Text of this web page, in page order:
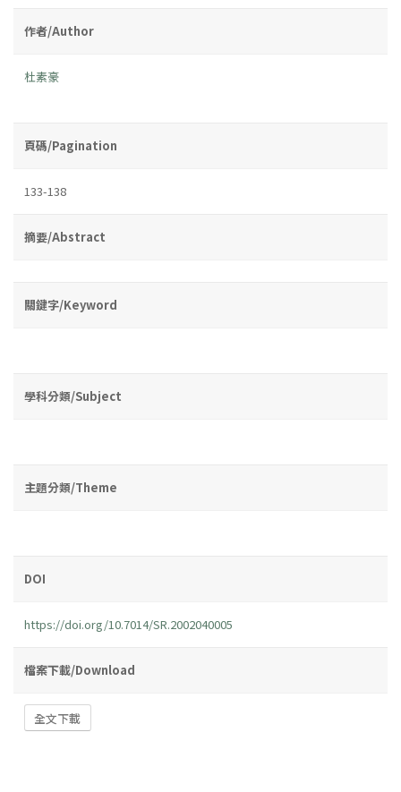
作者/Author
杜素豪
頁碼/Pagination
133-138
摘要/Abstract
關鍵字/Keyword
學科分類/Subject
主題分類/Theme
DOI
https://doi.org/10.7014/SR.2002040005
檔案下載/Download
全文下載